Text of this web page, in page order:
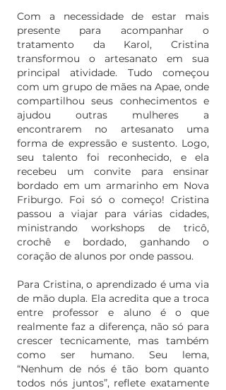
Com a necessidade de estar mais
presente para acompanhar o
tratamento da Karol, Cristina
transformou o artesanato em sua
principal atividade. Tudo começou
com um grupo de mães na Apae, onde
compartilhou seus conhecimentos e
ajudou outras mulheres a
encontrarem no artesanato uma
forma de expressão e sustento. Logo,
seu talento foi reconhecido, e ela
recebeu um convite para ensinar
bordado em um armarinho em Nova
Friburgo. Foi só o começo! Cristina
passou a viajar para várias cidades,
ministrando workshops de tricô,
crochê e bordado, ganhando o
coração de alunos por onde passou.
Para Cristina, o aprendizado é uma via
de mão dupla. Ela acredita que a troca
entre professor e aluno é o que
realmente faz a diferença, não só para
crescer tecnicamente, mas também
como ser humano. Seu lema,
“Nenhum de nós é tão bom quanto
todos nós juntos”, reflete exatamente